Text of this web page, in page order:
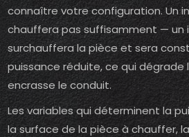
connaître votre configuration. Un
chauffera pas suffisamment — un
surchauffera la pièce et sera
puissance réduite, ce qui
encrasse le conduit.
Les variables qui déterminent la
la surface de la pièce à chauffer,